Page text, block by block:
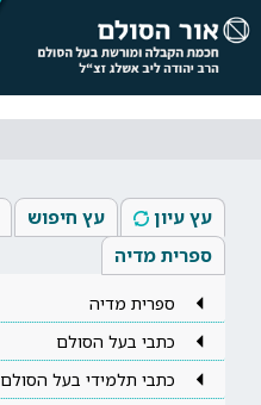
עץ עיון עץ חיפוש
ספרית מדיה
ספרית מדיה
כתבי בעל הסולם
כתבי תלמידי בעל הסולם